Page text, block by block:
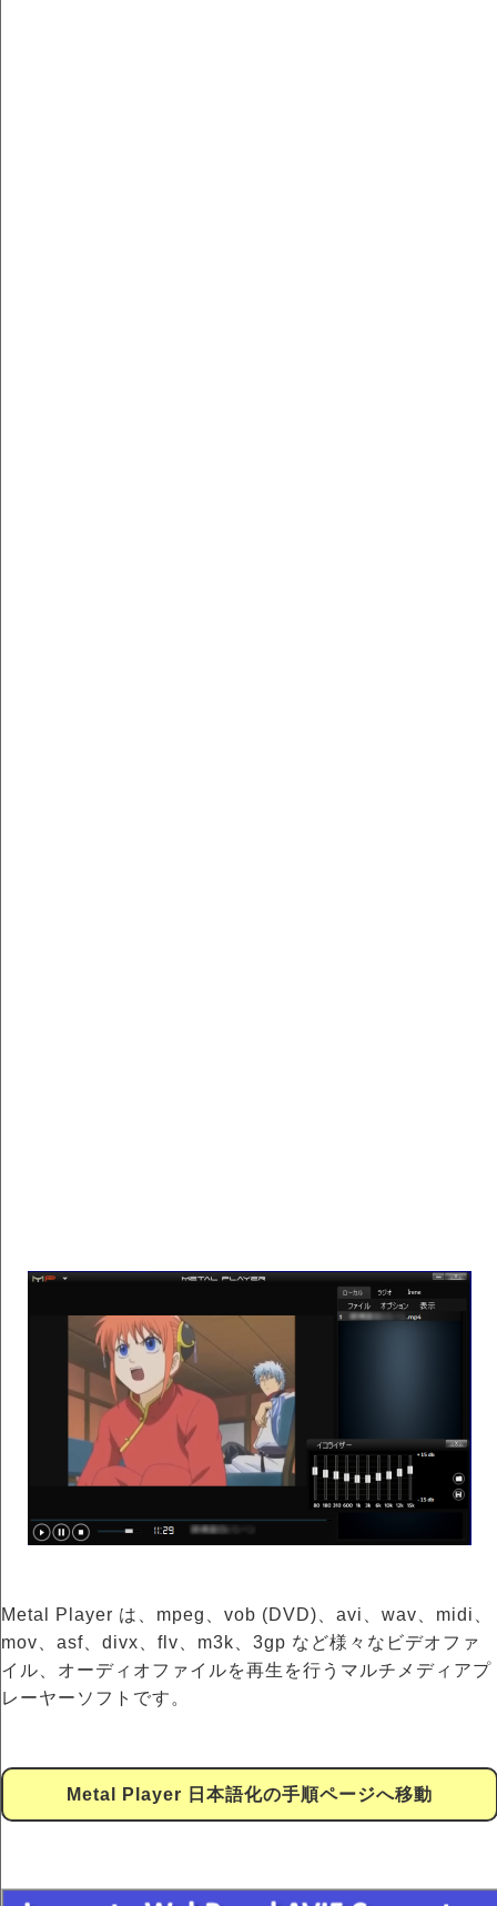
Metal Player は、mpeg、vob (DVD)、avi、wav、midi、
mov、asf、divx、flv、m3k、3gp など様々なビデオファ
イル、オーディオファイルを再生を行うマルチメディアプ
レーヤーソフトです。
Metal Player 日本語化の手順ページへ移動